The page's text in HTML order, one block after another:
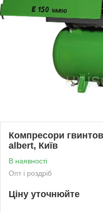
Компресори
albert, Київ
В наявності
Опт і роздріб
Ціну уточнюйте